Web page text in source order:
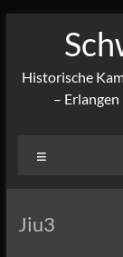
Historische
–
Jiu3